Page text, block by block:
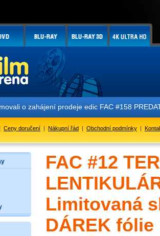
prodeje edic FAC #158 PREDATOR E1 +
Ceny doručení | Nákupní řád | Obchodní podmínky |
FAC #12
Limitovaná
DÁREK